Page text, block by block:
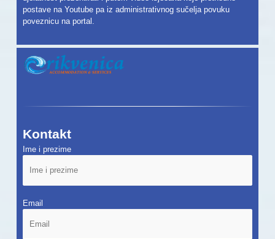
postave na Youtube pa iz administrativnog sučelja povuku
poveznicu na portal.
Kontakt
Ime i prezime
Email